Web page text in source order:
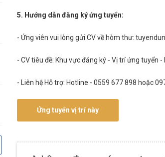
5. Hướng dẫn đăng ký ứng tuyển:
- Ứng viên vui lòng gửi CV về hòm thư:
- CV tiêu đề: Khu vực đăng ký - Vị trí ứng tuyển -
- Liên hệ Hỗ trợ: Hotline - 0559 677 898 hoặc
Ứng tuyển vị trí này